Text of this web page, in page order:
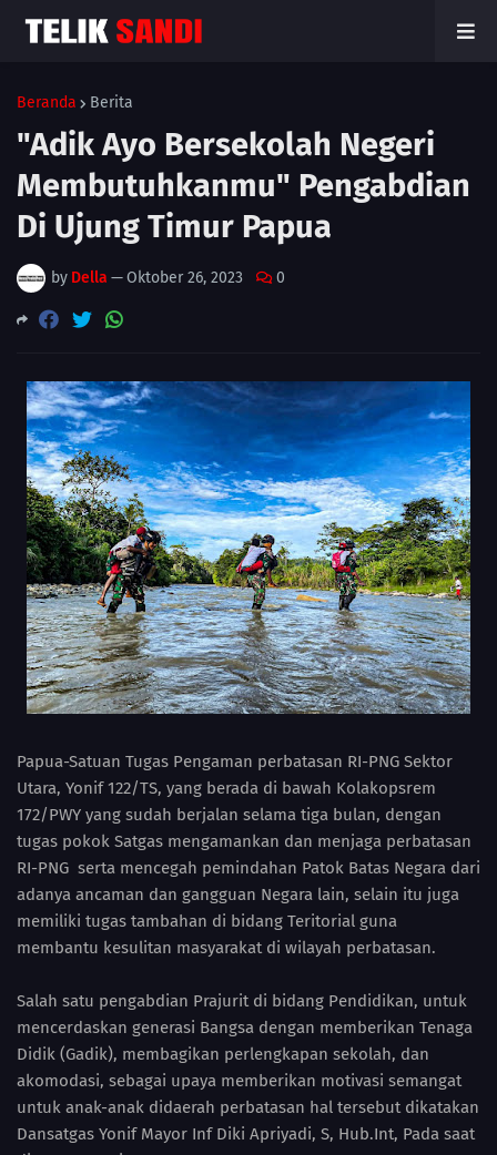
Beranda Berita
"Adik Ayo Bersekolah Negeri
Membutuhkanmu" Pengabdian
Di Ujung Timur Papua
by Della —Oktober 26, 2023 0
Papua-Satuan Tugas Pengaman perbatasan RI-PNG Sektor
Utara, Yonif 122/TS, yang berada di bawah Kolakopsrem
172/PWY yang sudah berjalan selama tiga bulan, dengan
tugas pokok Satgas mengamankan dan menjaga perbatasan
RI-PNG serta mencegah pemindahan Patok Batas Negara dari
adanya ancaman dan gangguan Negara lain, selain itu juga
memiliki tugas tambahan di bidang Teritorial guna
membantu kesulitan masyarakat di wilayah perbatasan.
Salah satu pengabdian Prajurit di bidang Pendidikan, untuk
mencerdaskan generasi Bangsa dengan memberikan Tenaga
Didik (Gadik), membagikan perlengkapan sekolah, dan
akomodasi, sebagai upaya memberikan motivasi semangat
untuk anak-anak didaerah perbatasan hal tersebut dikatakan
Dansatgas Yonif Mayor Inf Diki Apriyadi, S, Hub.Int, Pada saat